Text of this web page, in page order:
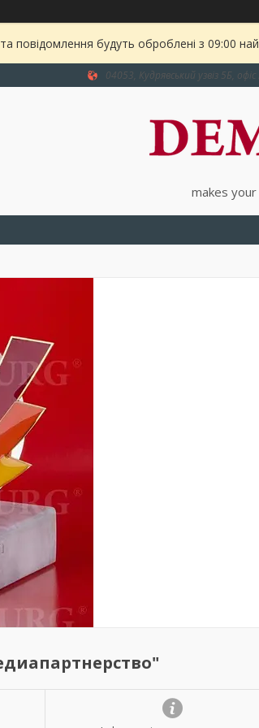
повідомлення будуть оброблені з 09:00
04053, Кудрявський узвіз 5Б,
makes